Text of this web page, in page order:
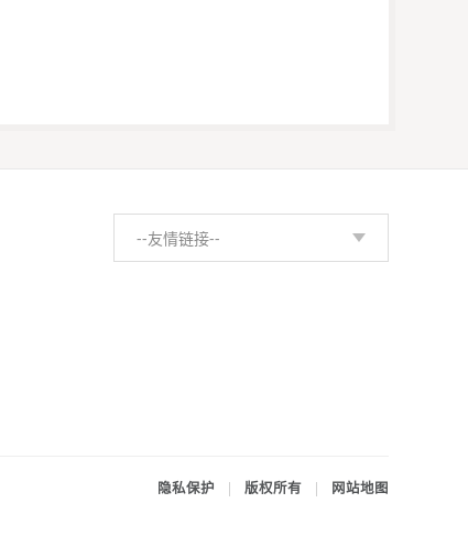
--友情链接--
隐私保护 | 版权所有 | 网站地图